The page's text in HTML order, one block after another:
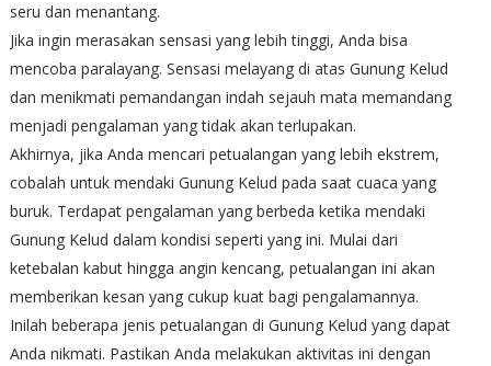
seru dan menantang.
Jika ingin merasakan sensasi yang lebih tinggi, Anda bisa
mencoba paralayang. Sensasi melayang di atas Gunung Kelud
dan menikmati pemandangan indah sejauh mata memandang
menjadi pengalaman yang tidak akan terlupakan.
Akhirnya, jika Anda mencari petualangan yang lebih ekstrem,
cobalah untuk mendaki Gunung Kelud pada saat cuaca yang
buruk. Terdapat pengalaman yang berbeda ketika mendaki
Gunung Kelud dalam kondisi seperti yang ini. Mulai dari
ketebalan kabut hingga angin kencang, petualangan ini akan
memberikan kesan yang cukup kuat bagi pengalamannya.
Inilah beberapa jenis petualangan di Gunung Kelud yang dapat
Anda nikmati. Pastikan Anda melakukan aktivitas ini dengan